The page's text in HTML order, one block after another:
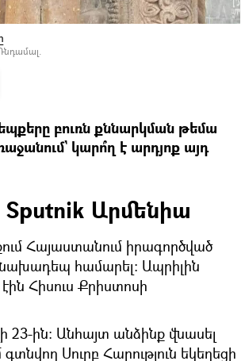
բուռն քննարկման թեմա
կարո՞ղ է արդյոք այդ
Sputnik Արմենիա
Հայաստանում իրագործված
համարել։ Ապրիլին
Հիսուս Քրիստոսի
23-ին: Անհայտ անձինք վնասել
Սուրբ Հարություն եկեղեցի